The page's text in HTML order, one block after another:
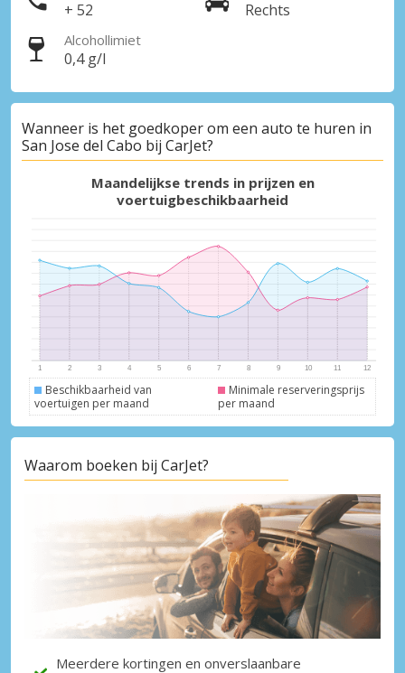
+ 52 Rechts
Alcohollimiet
0,4 g/l
Wanneer is het goedkoper om een auto te huren in
San Jose del Cabo bij CarJet?
Maandelijkse trends in prijzen en
voertuigbeschikbaarheid
Beschikbaarheid van
voertuigen per maand
Minimale reserveringsprijs
per maand
Waarom boeken bij CarJet?
Meerdere kortingen en onverslaanbare
Topbesparingen
Krijg toegang tot exclusieve
partneraanbiedingen
Inloggen met eLink